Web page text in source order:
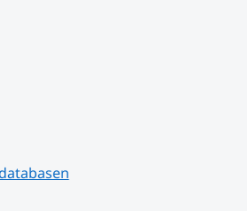
webbplats.